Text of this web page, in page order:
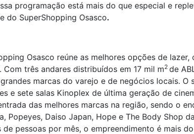
programação está mais do que especial e
do SuperShopping Osasco.
Osasco reúne as melhores opções de lazer,
três andares distribuídos em 17 mil m2 de
marcas do varejo e de negócios locais. O
e sete salas Kinoplex de última geração de
das melhores marcas na região, sendo o
Popeyes, Daiso Japan, Hope e The Body Shop
pessoas por mês, o empreendimento é mais